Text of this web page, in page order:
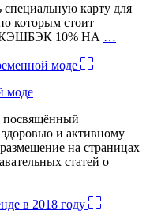
карту для
которым стоит
КЭШБЭК 10% НА …
моде
посвящённый
и активному
на страницах
статей о